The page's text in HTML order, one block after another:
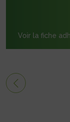
Voir la fiche